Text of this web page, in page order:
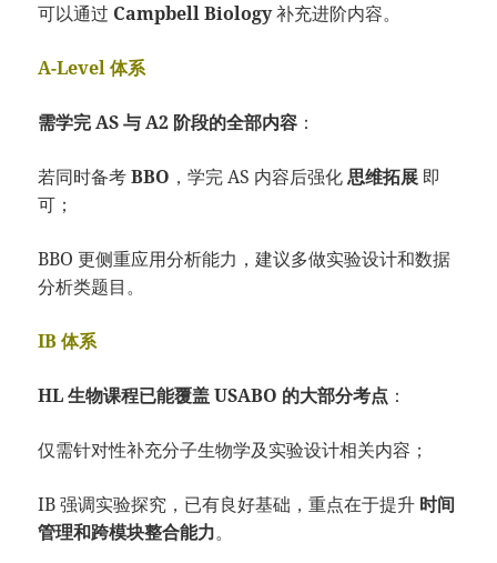
可以通过 Campbell Biology补充进阶内容。
A-Level 体系
需学完 AS 与 A2 阶段的全部内容 ：
若同时备考BBO ，学完 AS 内容后强化思维拓展 即
可；
BBO 更侧重应用分析能力，建议多做实验设计和数据
分析类题目。
IB 体系
HL 生物课程已能覆盖 USABO 的大部分考点 ：
仅需针对性补充分子生物学及实验设计相关内容；
IB 强调实验探究，已有良好基础，重点在于提升 时间
管理和跨模块整合能力。